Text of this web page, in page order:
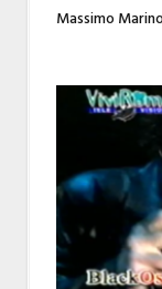
Massimo